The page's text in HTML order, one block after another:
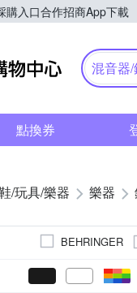
購入口合作招商App下載
Yahoo購物
混音器/
點換券
/玩具/樂器 樂器
BEHRINGER